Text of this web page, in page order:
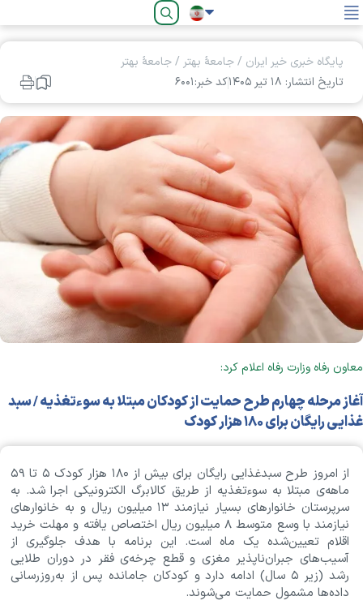
فارسی
پایگاه خبری خیر ایران /جامعۀ بهتر /جامعۀ بهتر
تاریخ انتشار: ۱۸ تير ۱۴۰۵
کد خبر:۶۰۰۱
معاون رفاه وزارت رفاه اعلام کرد:
آغاز مرحله چهارم طرح حمایت از کودکان مبتلا به سوءتغذیه / سبد
غذایی رایگان برای ۱۸۰ هزار کودک
از امروز طرح سبدغذایی رایگان برای بیش از ۱۸۰ هزار کودک ۵ تا ۵۹
ماهه‌ی مبتلا به سوءتغذیه از طریق کالابرگ الکترونیکی اجرا شد. به
سرپرستان خانوار‌های بسیار نیازمند ۱۳ میلیون ریال و به خانوار‌های
نیازمند با وسع متوسط ۸ میلیون ریال اختصاص یافته و مهلت خرید
اقلام تعیین‌شده یک ماه است. این برنامه با هدف جلوگیری از
آسیب‌های جبران‌ناپذیر مغزی و قطع چرخه‌ی فقر در دوران طلایی
رشد (زیر ۵ سال) ادامه دارد و کودکان جامانده پس از به‌روزرسانی
داده‌ها مشمول حمایت می‌شوند.